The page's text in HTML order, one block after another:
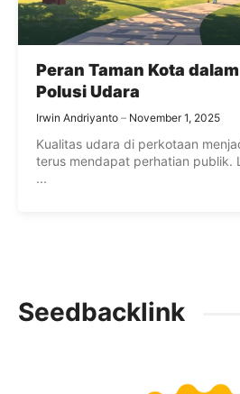
Peran Taman Kota
Polusi Udara
Irwin Andriyanto November 1, 2025
Kualitas udara di perkotaan
terus mendapat perhatian publik.
...
Seedbacklink